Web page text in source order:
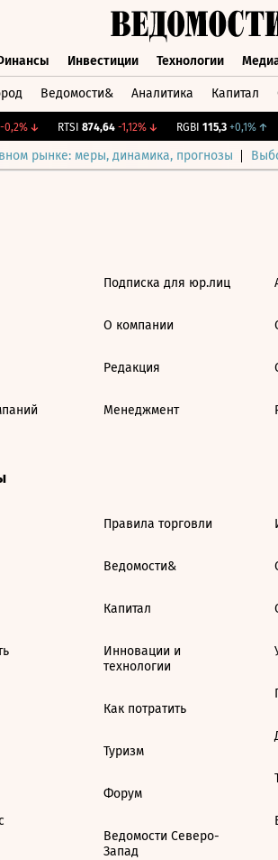
Инвестиции Технологии
Ведомости& Аналитика Капитал
↓ RTSI 874,64 -1,12%↓ RGBI 115,3 +0,1%↑
рынке: меры, динамика, прогнозы
Подписка для юр.лиц
О компании
Редакция
Менеджмент
Правила торговли
Ведомости&
Капитал
Инновации и
технологии
Как потратить
Туризм
Форум
Ведомости Северо-
Запад